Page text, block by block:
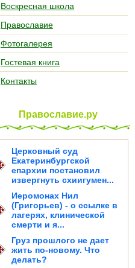
Воскресная школа
Православие
Фотогалерея
Гостевая книга
Контакты
Православие.ру
Церковный суд
Екатеринбургской
епархии постановил
извергнуть схиигумен...
Иеромонах Нил
(Григорьев) - о ссылке в
лагерях, клинической
смерти и я...
Груз прошлого не дает
жить по-новому. Что
делать?